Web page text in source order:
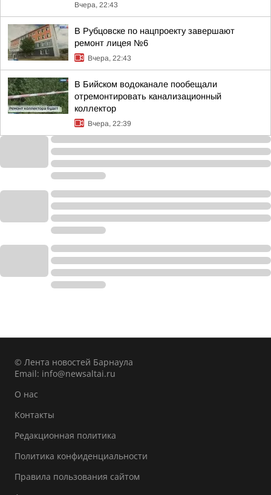
Вчера, 22:43
В Рубцовске по нацпроекту завершают
ремонт лицея №6
Вчера, 22:43
В Бийском водоканале пообещали
отремонтировать канализационный
коллектор
Вчера, 22:39
© Лента новостей Барнаула
Email: info@newsaltai.ru
О нас
Контакты
Редакционная политика
Политика конфиденциальности
Правила пользования сайтом